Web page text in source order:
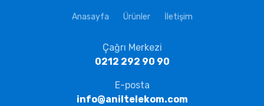
Anasayfa Ürünler İletişim
Çağrı Merkezi
0212 292 90 90
E-posta
info@aniltelekom.com